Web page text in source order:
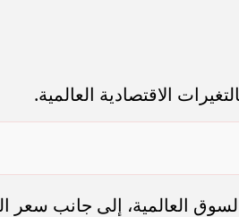
الاقتصادية العالمية.
العالمية، إلى جانب سعر